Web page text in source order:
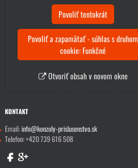
Povoliť tentokrát
Povoliť a zapamätať - súhlas s druhom
cookie: Funkčné
Otvoriť obsah v novom okne
KONTAKT
Email:info@konzoly-prislusenstvo.sk
Telefon: +420 739 616 508